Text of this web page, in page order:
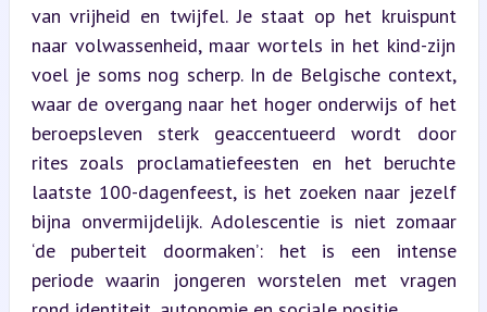
van vrijheid en twijfel. Je staat op het kruispunt
naar volwassenheid, maar wortels in het kind-zijn
voel je soms nog scherp. In de Belgische context,
waar de overgang naar het hoger onderwijs of het
beroepsleven sterk geaccentueerd wordt door
rites zoals proclamatiefeesten en het beruchte
laatste 100-dagenfeest, is het zoeken naar jezelf
bijna onvermijdelijk. Adolescentie is niet zomaar
‘de puberteit doormaken’: het is een intense
periode waarin jongeren worstelen met vragen